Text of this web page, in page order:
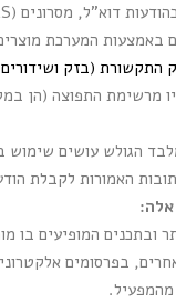
המערכת
התקשורת (בזק ושידורים) (תיקון
מרשימת התפוצה (הן
הגולש עושים שימוש
האמורות לקבלת
המופיעים בו
בפרסומים